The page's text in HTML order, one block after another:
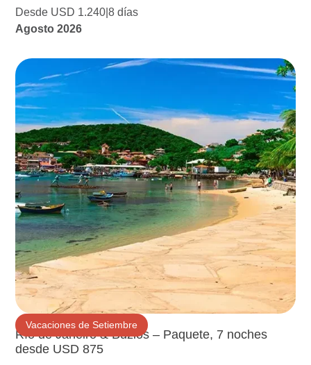
Desde USD 1.240 8 días
Agosto 2026
Vacaciones de Setiembre
Río de Janeiro & Búzios – Paquete, 7 noches
desde USD 875